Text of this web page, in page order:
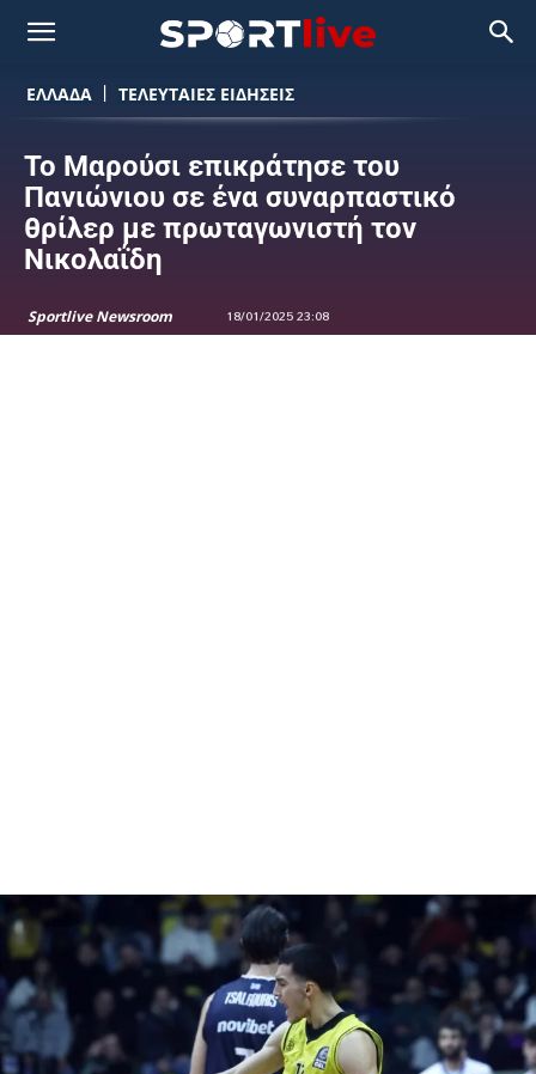
ΕΛΛΑΔΑ ΤΕΛΕΥΤΑΙΕΣ ΕΙΔΗΣΕΙΣ
Το Μαρούσι επικράτησε του
Πανιώνιου σε ένα συναρπαστικό
θρίλερ με πρωταγωνιστή τον
Νικολαΐδη
Sportlive Newsroom 18/01/2025 23:08